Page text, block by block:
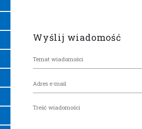
Wyślij wiadomość